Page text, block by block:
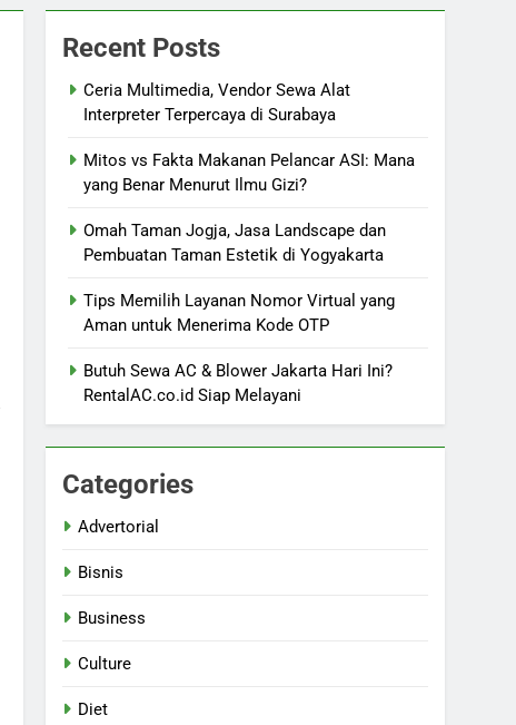
Recent Posts
Ceria Multimedia, Vendor Sewa Alat
Interpreter Terpercaya di Surabaya
Mitos vs Fakta Makanan Pelancar ASI: Mana
yang Benar Menurut Ilmu Gizi?
Omah Taman Jogja, Jasa Landscape dan
Pembuatan Taman Estetik di Yogyakarta
Tips Memilih Layanan Nomor Virtual yang
Aman untuk Menerima Kode OTP
Butuh Sewa AC & Blower Jakarta Hari Ini?
RentalAC.co.id Siap Melayani
Categories
Advertorial
Bisnis
Business
Culture
Diet